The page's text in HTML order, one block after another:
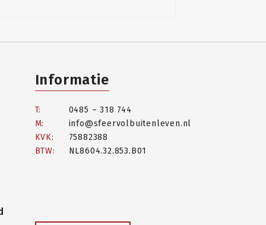
Informatie
T:
0485 – 318 744
M:
info@sfeervolbuitenleven.nl
KVK:
75882388
BTW:
NL8604.32.853.B01